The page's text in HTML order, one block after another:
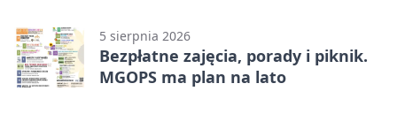
5 sierpnia 2026
Bezpłatne zajęcia, porady i piknik.
MGOPS ma plan na lato